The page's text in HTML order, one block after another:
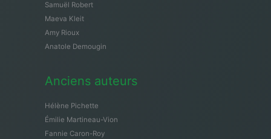
Samuël Robert
Maeva Kleit
Amy Rioux
Anatole Demougin
Anciens auteurs
Hélène Pichette
Émilie Martineau-Vion
Fannie Caron-Roy